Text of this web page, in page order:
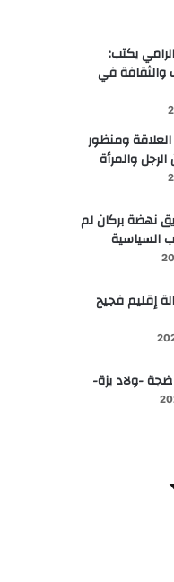
يكتب:
في
ومنظور
والمرأة
نهضة بركان لم
السياسية
إقليم فجيج
-ولاد يزة-